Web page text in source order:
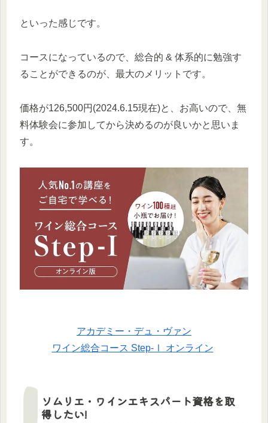
といった感じです。
コースになっているので、総合的 & 体系的に勉強す
ることができるのが、最大のメリットです。
価格が126,500円(2024.6.15現在)と、お高いので、無
料体験会に参加してから決めるのが良いかと思いま
す。
アカデミー・デュ・ヴァン
ワイン総合コース Step-Ⅰ オンライン
ソムリエ・ワインエキスパート資格を取
得したい!